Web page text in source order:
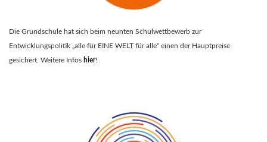
Die Grundschule hat sich beim neunten Schulwettbewerb zur
Entwicklungspolitik „alle für EINE WELT für alle“ einen der Hauptpreise
gesichert. Weitere Infos hier!